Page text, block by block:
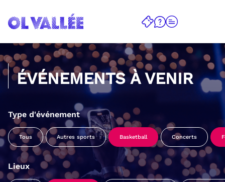
ÉVÉNEMENTS À VENIR
Type d'événement
Tous Autres sports Basketball Concerts
Lieux